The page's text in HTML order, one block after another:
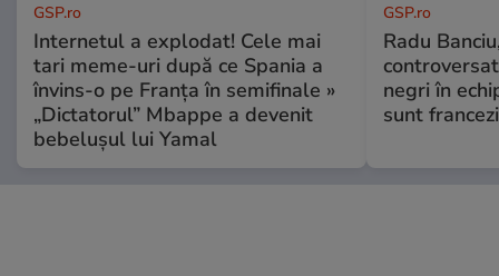
GSP.ro
Internetul a explodat! Cele mai
tari meme-uri după ce Spania a
învins-o pe Franța în semifinale »
„Dictatorul” Mbappe a devenit
bebelușul lui Yamal
GSP.ro
Radu
negri în
sunt